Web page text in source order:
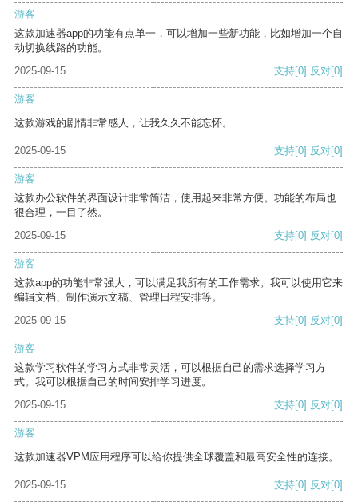
游客
这款加速器app的功能有点单一，可以增加一些新功能，比如增加一个自
动切换线路的功能。
2025-09-15
支持[0] 反对[0]
游客
这款游戏的剧情非常感人，让我久久不能忘怀。
2025-09-15 支持[0] 反对[0]
游客
这款办公软件的界面设计非常简洁，使用起来非常方便。功能的布局也
很合理，一目了然。
2025-09-15
支持[0] 反对[0]
游客
这款app的功能非常强大，可以满足我所有的工作需求。我可以使用它来
编辑文档、制作演示文稿、管理日程安排等。
2025-09-15
支持[0] 反对[0]
游客
这款学习软件的学习方式非常灵活，可以根据自己的需求选择学习方
式。我可以根据自己的时间安排学习进度。
2025-09-15
支持[0] 反对[0]
游客
这款加速器VPM应用程序可以给你提供全球覆盖和最高安全性的连接。
2025-09-15 支持[0] 反对[0]